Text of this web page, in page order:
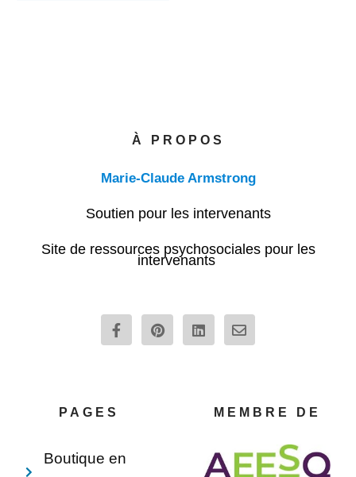
À PROPOS
Marie-Claude Armstrong
Soutien pour les intervenants
Site de ressources psychosociales pour les
intervenants
F
a
c
P
i
n
L
i
n
E
n
v
p
e
PAGES
Boutique en
MEMBRE DE